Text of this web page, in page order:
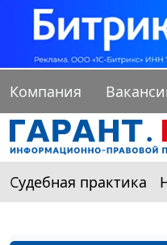
Компания
Судебная практика